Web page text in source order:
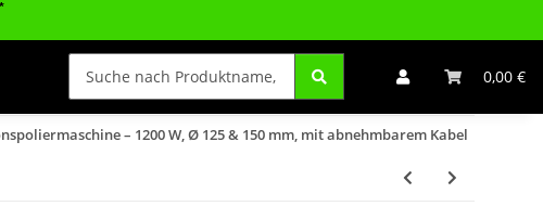
0,00 €
– 1200 W, Ø 125 & 150 mm, mit abnehmbarem Kabel